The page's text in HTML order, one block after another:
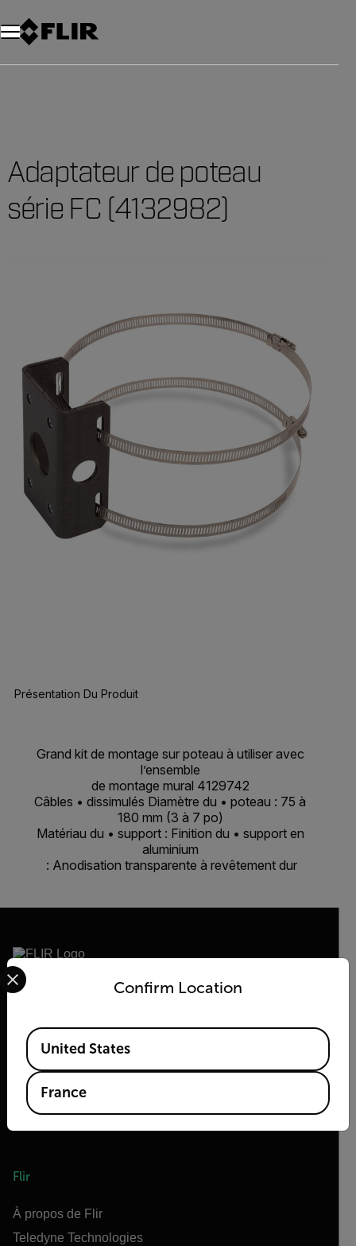
Unread messages
Modèle
Supprimer
articles
article
Ajouter au panier
Ajouté au panier
Adaptateur de poteau
série FC (4132982)
Présentation Du Produit
Grand kit de montage sur poteau à utiliser avec
l’ensemble
de montage mural 4129742
Câbles • dissimulés Diamètre du • poteau : 75 à
180 mm (3 à 7 po)
Matériau du • support : Finition du • support en
aluminium
: Anodisation transparente à revêtement dur
2026© Flir Tous droits réservés.
Flir
À propos de Flir
Teledyne Technologies
Confirm Location
Select your preferred country and language from the
Available Locations
United States
France